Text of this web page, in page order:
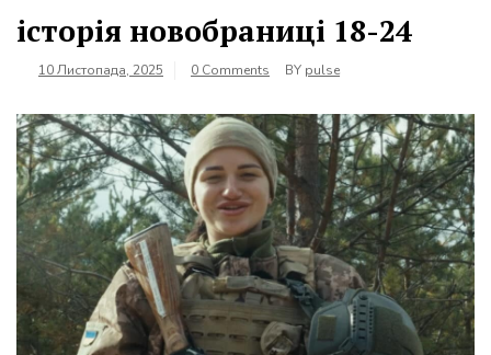
історія новобраниці 18-24
10 Листопада, 2025 0 Comments BY pulse